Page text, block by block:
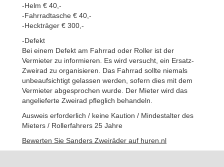
-Helm € 40,-
-Fahrradtasche € 40,-
-Heckträger € 300,-
-Defekt
Bei einem Defekt am Fahrrad oder Roller ist der
Vermieter zu informieren. Es wird versucht, ein Ersatz-
Zweirad zu organisieren. Das Fahrrad sollte niemals
unbeaufsichtigt gelassen werden, sofern dies mit dem
Vermieter abgesprochen wurde. Der Mieter wird das
angelieferte Zweirad pfleglich behandeln.
Ausweis erforderlich / keine Kaution / Mindestalter des
Mieters / Rollerfahrers 25 Jahre
Bewerten Sie Sanders Zweiräder auf huren.nl